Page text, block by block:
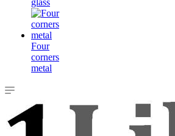
glass
Four
corners
metal